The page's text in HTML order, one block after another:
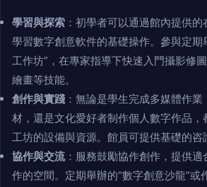
學習與探索 ：初學者可以通過館內提供
學習數字創意軟件的基礎操作。參與定期
工作坊”，在專家指導下快速入門攝影修
繪畫等技能。
創作與實踐 ：無論是學生完成多媒體作
材，還是文化愛好者制作個人數字作品，
工坊的設備與資源。館員可提供基礎的咨
協作與交流：服務鼓勵協作創作，提供適
作的空間。定期舉辦的“數字創意沙龍”或